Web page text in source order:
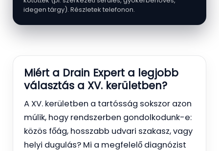
idegen tárgy). Részletek telefonon.
Miért a Drain Expert a legjobb
választás a XV. kerületben?
A XV. kerületben a tartósság sokszor azon
múlik, hogy rendszerben gondolkodunk-e:
közös főág, hosszabb udvari szakasz, vagy
helyi dugulás? Mi a megfelelő diagnózist